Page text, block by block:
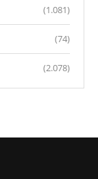
(1.081)
(74)
(2.078)